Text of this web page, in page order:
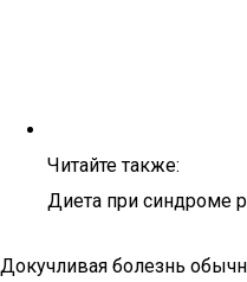
Читайте также:
Диета при синдроме
Докучливая болезнь